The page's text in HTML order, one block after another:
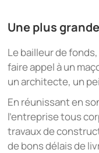
Une plus
Le bailleur de fonds,
faire appel à un
un architecte, un
En réunissant en
l’entreprise tous
travaux de
de bons délais de